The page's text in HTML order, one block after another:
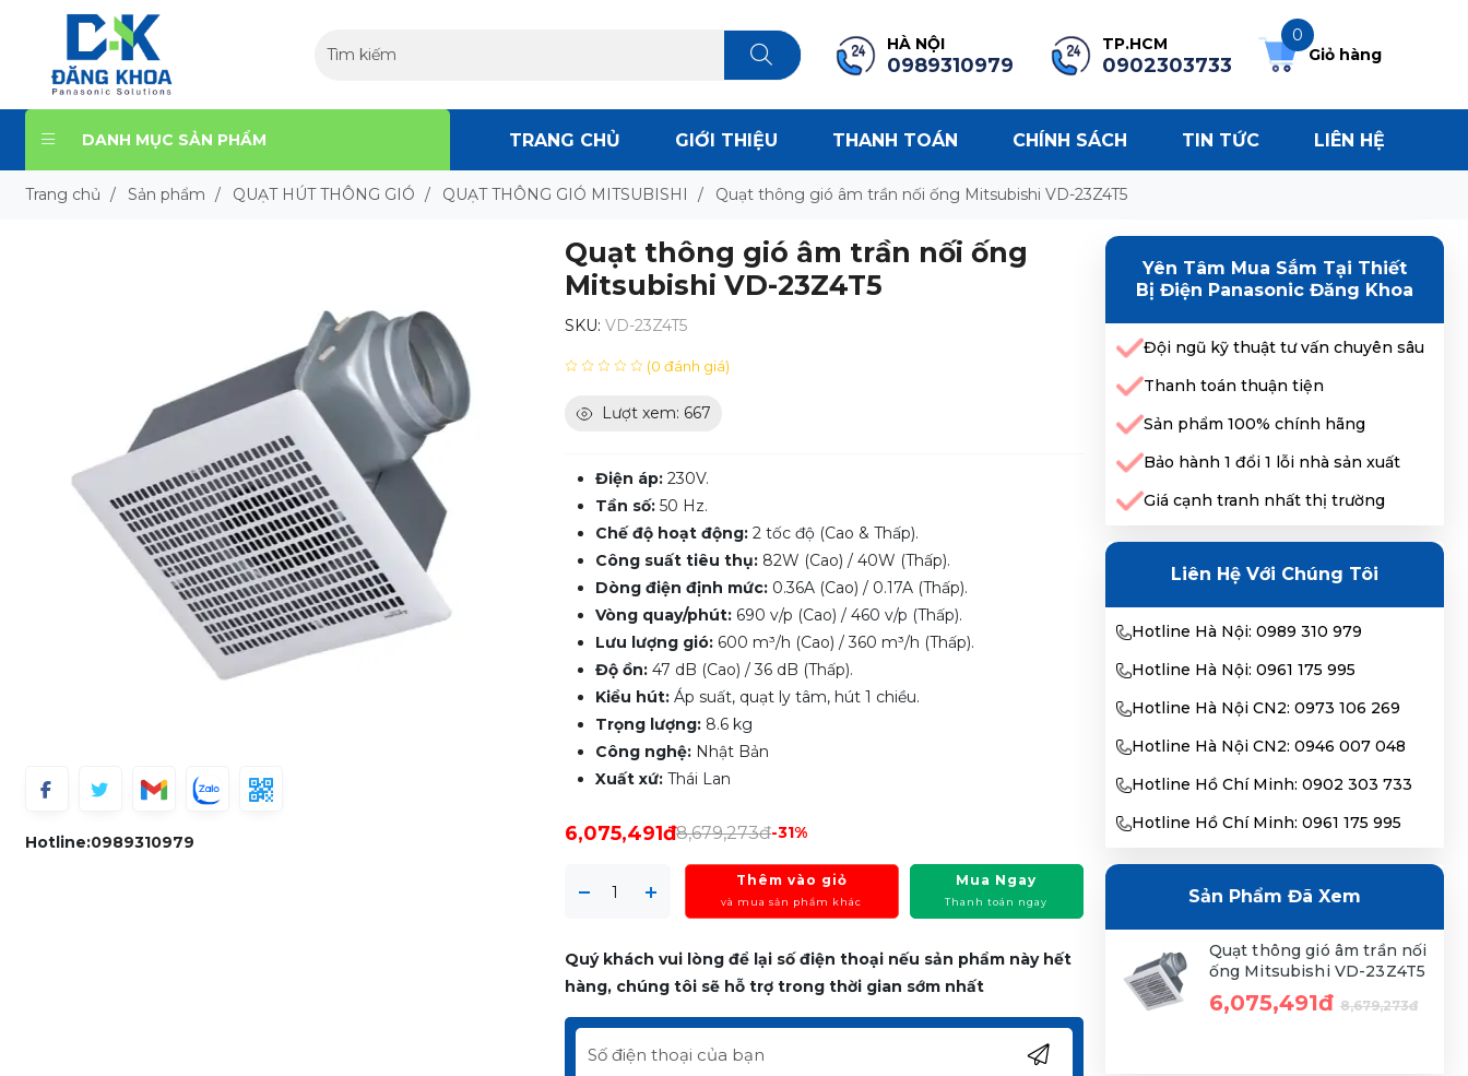
HÀ NỘI
0989310979
TP.HCM
0902303733
0
Giỏ hàng
DANH MỤC SẢN PHẨM TRANG CHỦ GIỚI THIỆU THANH TOÁN CHÍNH SÁCH TIN TỨC LIÊN HỆ
Trang chủ / Sản phẩm / QUẠT HÚT THÔNG GIÓ / QUẠT THÔNG GIÓ MITSUBISHI / Quạt thông gió âm trần nối ống Mitsubishi VD-23Z4T5
Hotline:0989310979
Quạt thông gió âm trần nối ống
Mitsubishi VD-23Z4T5
SKU:VD-23Z4T5
(0 đánh giá)
Lượt xem: 667
Điện áp: 230V.
Tần số: 50 Hz.
Chế độ hoạt động: 2 tốc độ (Cao & Thấp).
Công suất tiêu thụ: 82W (Cao) / 40W (Thấp).
Dòng điện định mức: 0.36A (Cao) / 0.17A (Thấp).
Vòng quay/phút: 690 v/p (Cao) / 460 v/p (Thấp).
Lưu lượng gió: 600 m³/h (Cao) / 360 m³/h (Thấp).
Độ ồn: 47 dB (Cao) / 36 dB (Thấp).
Kiểu hút: Áp suất, quạt ly tâm, hút 1 chiều.
Trọng lượng: 8.6 kg
Công nghệ: Nhật Bản
Xuất xứ: Thái Lan
6,075,491đ8,679,273đ-31%
Thêm vào giỏ
và mua sản phẩm khác
Mua Ngay
Thanh toán ngay
Quý khách vui lòng để lại số điện thoại nếu sản phẩm này hết
hàng, chúng tôi sẽ hỗ trợ trong thời gian sớm nhất
Yên Tâm Mua Sắm Tại Thiết
Bị Điện Panasonic Đăng Khoa
Đội ngũ kỹ thuật tư vấn chuyên sâu
Thanh toán thuận tiện
Sản phẩm 100% chính hãng
Bảo hành 1 đổi 1 lỗi nhà sản xuất
Giá cạnh tranh nhất thị trường
Liên Hệ Với Chúng Tôi
Hotline Hà Nội: 0989 310 979
Hotline Hà Nội: 0961 175 995
Hotline Hà Nội CN2: 0973 106 269
Hotline Hà Nội CN2: 0946 007 048
Hotline Hồ Chí Minh: 0902 303 733
Hotline Hồ Chí Minh: 0961 175 995
Sản Phẩm Đã Xem
Quạt thông gió âm trần nối
ống Mitsubishi VD-23Z4T5
6,075,491đ 8,679,273đ